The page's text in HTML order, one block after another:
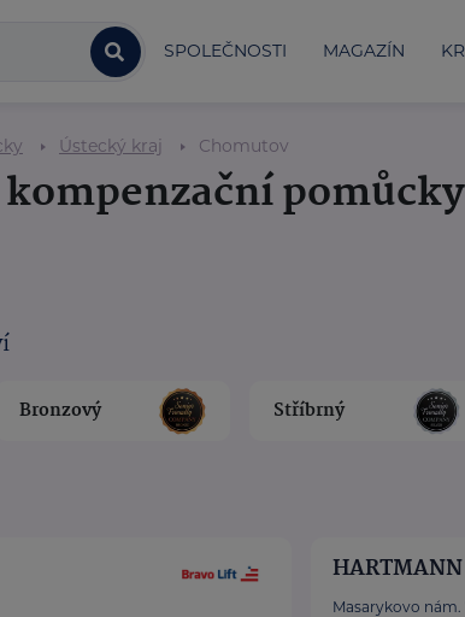
SPOLEČNOSTI MAGAZÍN
Ústecký kraj Chomutov
pomůcky
Bronzový Stříbrný
Masarykovo nám.